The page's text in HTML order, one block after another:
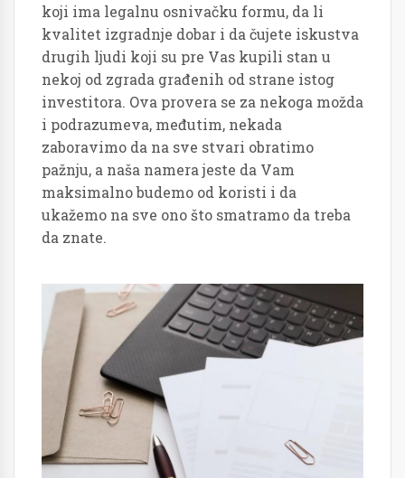
koji ima legalnu osnivačku formu, da li
kvalitet izgradnje dobar i da čujete iskustva
drugih ljudi koji su pre Vas kupili stan u
nekoj od zgrada građenih od strane istog
investitora. Ova provera se za nekoga možda
i podrazumeva, međutim, nekada
zaboravimo da na sve stvari obratimo
pažnju, a naša namera jeste da Vam
maksimalno budemo od koristi i da
ukažemo na sve ono što smatramo da treba
da znate.